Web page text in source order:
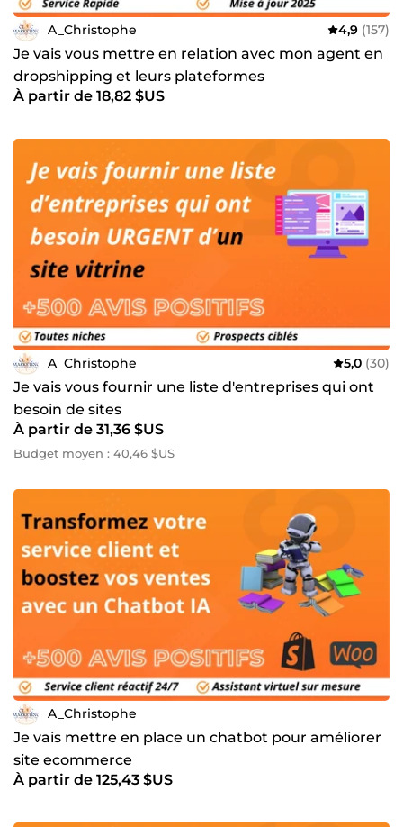
A_Christophe 4,9 (157)
Je vais vous mettre en relation avec mon agent en
dropshipping et leurs plateformes
À partir de 18,82 $US
A_Christophe 5,0 (30)
Je vais vous fournir une liste d'entreprises qui ont
besoin de sites
À partir de 31,36 $US
Budget moyen : 40,46 $US
A_Christophe
Je vais mettre en place un chatbot pour améliorer
site ecommerce
À partir de 125,43 $US